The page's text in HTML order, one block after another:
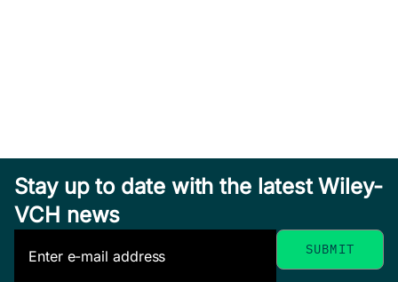
Stay up to date with the latest Wiley-
VCH news